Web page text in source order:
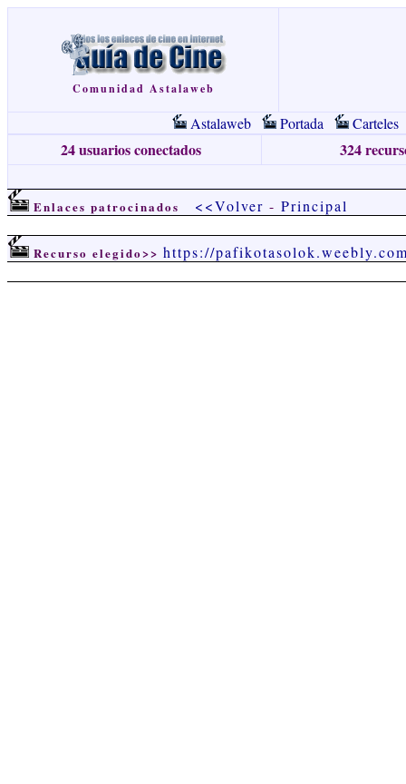
Comunidad Astalaweb
Astalaweb Portada Carteles
24 usuarios conectados 324
Enlaces patrocinados <<Volver - Principal
Recurso elegido>> https://